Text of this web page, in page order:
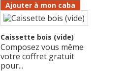
Ajouter à mon caba
Caissette bois (vide)
Composez vous même
votre coffret gratuit
pour...